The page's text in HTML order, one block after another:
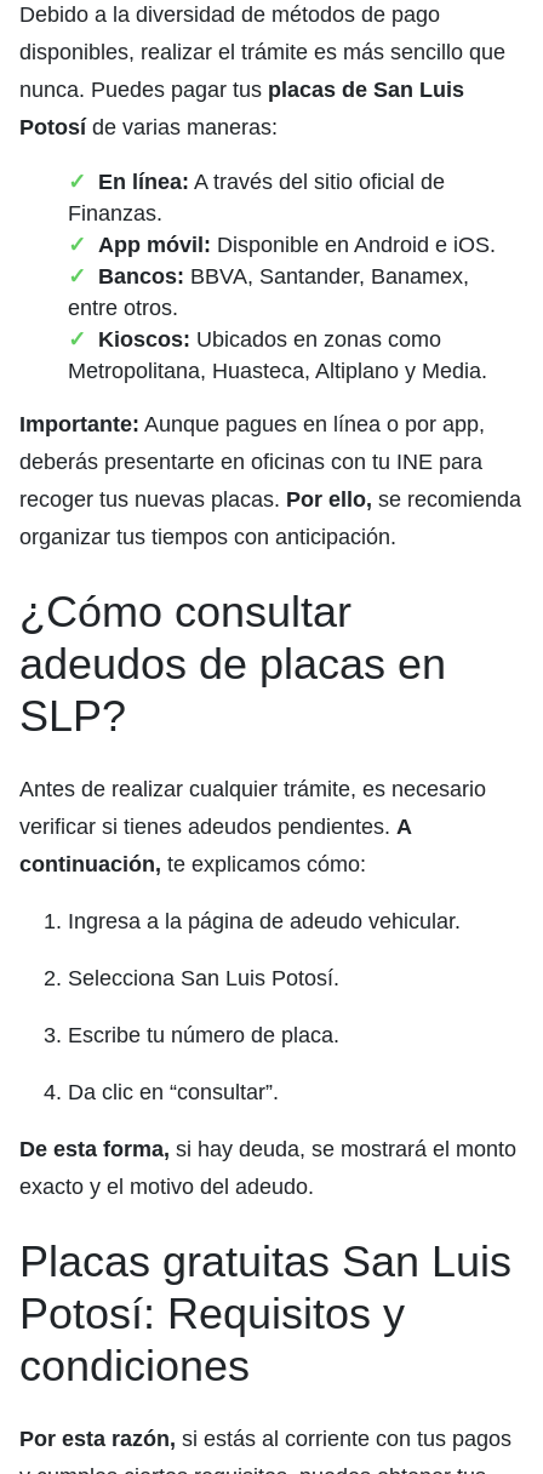
Debido a la diversidad de métodos de pago
disponibles, realizar el trámite es más sencillo que
nunca. Puedes pagar tus placas de San Luis
Potosíde varias maneras:
En línea: A través del sitio oficial de
Finanzas.
App móvil: Disponible en Android e iOS.
Bancos: BBVA, Santander, Banamex,
entre otros.
Kioscos: Ubicados en zonas como
Metropolitana, Huasteca, Altiplano y Media.
Importante: Aunque pagues en línea o por app,
deberás presentarte en oficinas con tu INE para
recoger tus nuevas placas. Por ello, se recomienda
organizar tus tiempos con anticipación.
¿Cómo consultar
adeudos de placas en
SLP?
Antes de realizar cualquier trámite, es necesario
verificar si tienes adeudos pendientes. A
continuación, te explicamos cómo:
Ingresa a la página de adeudo vehicular.
Selecciona San Luis Potosí.
Escribe tu número de placa.
Da clic en “consultar”.
De esta forma, si hay deuda, se mostrará el monto
exacto y el motivo del adeudo.
Placas gratuitas San Luis
Potosí: Requisitos y
condiciones
Por esta razón, si estás al corriente con tus pagos